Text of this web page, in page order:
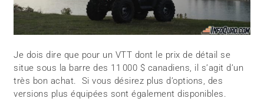
Je dois dire que pour un VTT dont le prix de détail se
situe sous la barre des 11 000 $ canadiens, il s’agit d’un
très bon achat. Si vous désirez plus d’options, des
versions plus équipées sont également disponibles.